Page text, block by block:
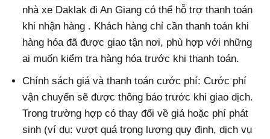
nhà xe Daklak đi An Giang có thể hỗ trợ thanh toán
khi nhận hàng . Khách hàng chỉ cần thanh toán khi
hàng hóa đã được giao tận nơi, phù hợp với những
ai muốn kiểm tra hàng hóa trước khi thanh toán.
Chính sách giá và thanh toán cước phí: Cước phí
vận chuyển sẽ được thông báo trước khi giao dịch.
Trong trường hợp có thay đổi về giá hoặc phí phát
sinh (ví dụ: vượt quá trọng lượng quy định, dịch vụ